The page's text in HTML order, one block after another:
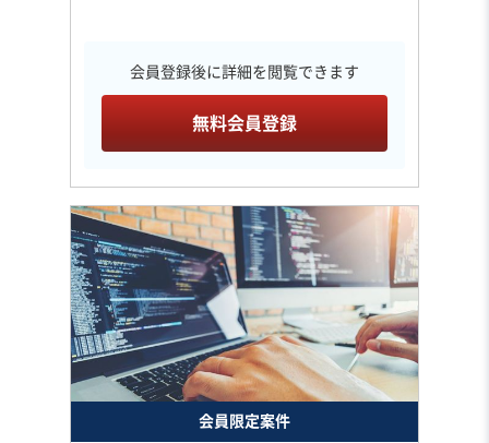
会員登録後に詳細を閲覧できます
無料会員登録
会員限定案件